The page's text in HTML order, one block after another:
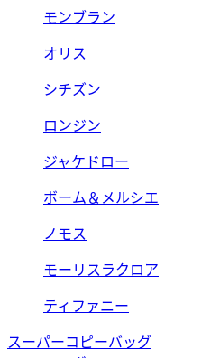
モンブラン
オリス
シチズン
ロンジン
ジャケドロー
ボーム＆メルシエ
ノモス
モーリスラクロア
ティファニー
スーパーコピーバッグ